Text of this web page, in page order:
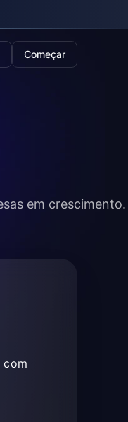
Começar
em crescimento.
com